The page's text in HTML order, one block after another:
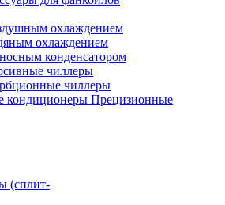
охлаждением
охлаждением
конденсатором
чиллеры
чиллеры
Прецизионные